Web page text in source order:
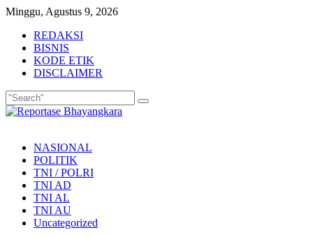
Skip
content
Minggu, Agustus 9, 2026
REDAKSI
BISNIS
KODE ETIK
DISCLAIMER
NASIONAL
POLITIK
TNI / POLRI
TNI AD
TNI AL
TNI AU
Uncategorized